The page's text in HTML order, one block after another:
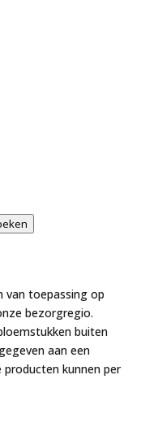
van toepassing op
bezorgregio.
buiten
aan een
kunnen per